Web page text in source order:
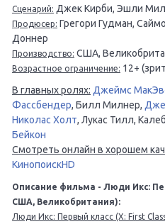
Сценарий: Джек Кирби, Эшли
Продюсер: Грегори Гудман,
Доннер
Производство: США,
Возрастное ограничение: 12+
В главных ролях: Джеймс
Фассбендер, Билл Милнер,
Николас Холт, Лукас Тилл,
Бейкон
Смотреть онлайн в хорошем
КинопоискHD
Описание фильма - Люди Икс:
США, Великобритания):
Люди Икс: Первый класс (X: First